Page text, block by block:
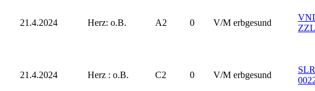
21.4.2024 Herz: o.B. A2 0 V/M erbgesund
ZZL
21.4.2024 Herz : o.B. C2 0 V/M erbgesund